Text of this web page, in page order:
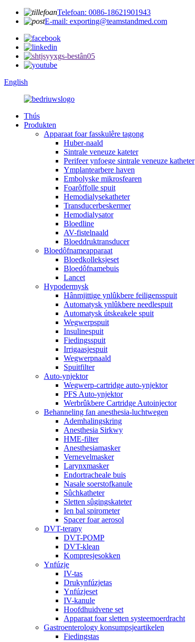
Telefoan: 0086-18621901943
E-mail: exporting@teamstandmed.com
English
Thús
Produkten
Apparaat foar fasskulêre tagong
Huber-naald
Sintrale veneuze kateter
Perifeer ynfoege sintrale veneuze katheter
Ymplantearbere haven
Embolyske mikrosfearen
Foarôffolle spuit
Hemodialysekatheter
Transducerbeskermer
Hemodialysator
Bloedline
AV-fistelnaald
Bloeddruktransducer
Bloedôfnameapparaat
Bloedkolleksjeset
Bloedôfnamebuis
Lancet
Hypodermysk
Hânmjittige ynlûkbere feiligensspuit
Automatysk ynlûkbere needlespuit
Automatysk útskeakele spuit
Wegwerpspuit
Insulinespuit
Fiedingsspuit
Irrigaasjespuit
Wegwerpnaald
Spuitfilter
Auto-ynjektor
Wegwerp-cartridge auto-ynjektor
PFS Auto-ynjektor
Werbrûkbere Cartridge Autoinjector
Behanneling fan anesthesia-luchtwegen
Ademhalingskring
Anesthesia Sirkwy
HME-filter
Anesthesiamasker
Vernevelmasker
Larynxmasker
Endortracheale buis
Nasale soerstofkanule
Sûchkatheter
Sletten sûgingskateter
Ien bal spirometer
Spacer foar aerosol
DVT-terapy
DVT-POMP
DVT-klean
Kompresjesokken
Ynfúzje
IV-tas
Drukynfúzjetas
Ynfúzjeset
IV-kanule
Hoofdhuidvene set
Apparaat foar sletten systeemoerdracht
Gastroenterology konsumpsjeartikelen
Fiedingstas